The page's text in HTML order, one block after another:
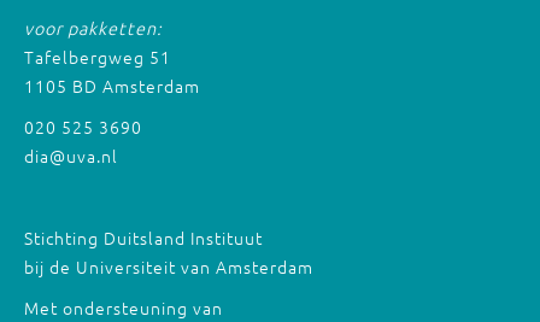
voor pakketten:
Tafelbergweg 51
1105 BD Amsterdam
020 525 3690
dia@uva.nl
Stichting Duitsland Instituut
bij de Universiteit van Amsterdam
Met ondersteuning van